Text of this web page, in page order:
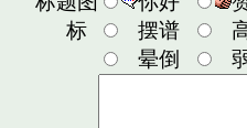
标
摆谱
晕倒